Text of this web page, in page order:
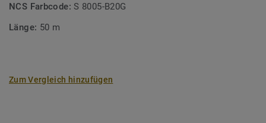
NCS Farbcode:S 8005-B20G
Länge: 50 m
Zum Vergleich hinzufügen